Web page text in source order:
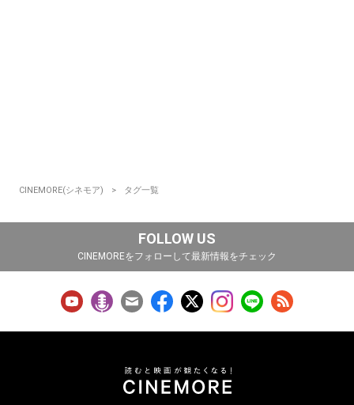
CINEMORE(シネモア) タグ一覧
FOLLOW US
CINEMOREをフォローして最新情報をチェック